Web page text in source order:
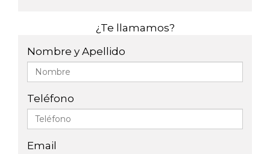
¿Te llamamos?
Nombre y Apellido
Teléfono
Email